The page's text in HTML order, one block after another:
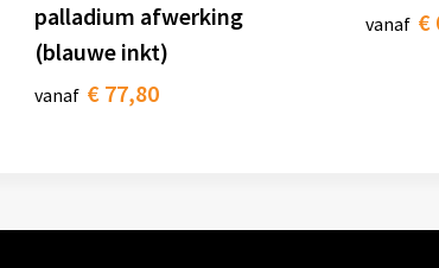
palladium afwerking
(blauwe inkt)
vanaf € 77,80
vanaf €